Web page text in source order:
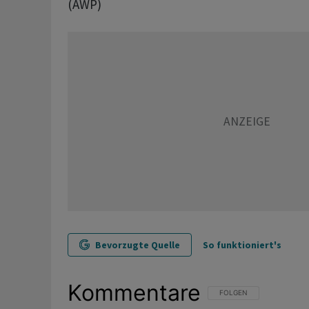
(AWP)
Bevorzugte Quelle So funktioniert's
Kommentare FOLGE DIESER
FOLGEN